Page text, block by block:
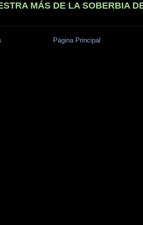
MÁS DE LA SOBERBIA
Página Principal